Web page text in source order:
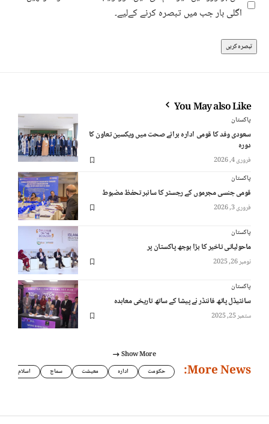
اگلی بار جب میں تبصرہ کرنے کےلیے۔
You May also Like
پاکستان
سعودی وفد کا قومی ادارہ برائے صحت میں ویکسین تعاون کا
دورہ
فروری 4, 2026
پاکستان
قومی جنسی مجرموں کے رجسٹر کا سائبر تحفظ مضبوط
فروری 3, 2026
پاکستان
ماحولیاتی تاخیر کا بڑا بوجھ پاکستان پر
نومبر 26, 2025
پاکستان
سائٹیڈل پاتھ فائنڈر نے پیشا کے ساتھ تاریخی معاہدہ
ستمبر 25, 2025
Show More
More News: حکومت ادارہ معیشت سماج اسلام